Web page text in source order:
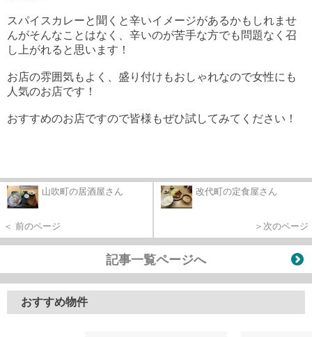
スパイスカレーと聞くと辛いイメージがあるかもしれませ
んがそんなことはなく、辛いのが苦手な方でも問題なく召
し上がれると思います！
お店の雰囲気もよく、盛り付けもおしゃれなので女性にも
人気のお店です！
おすすめのお店ですので皆様もぜひ試してみてください！
山吹町の居酒屋さん
＜ 前のページ
改代町の定食屋さん
＞次のページ
記事一覧ページへ
おすすめ物件